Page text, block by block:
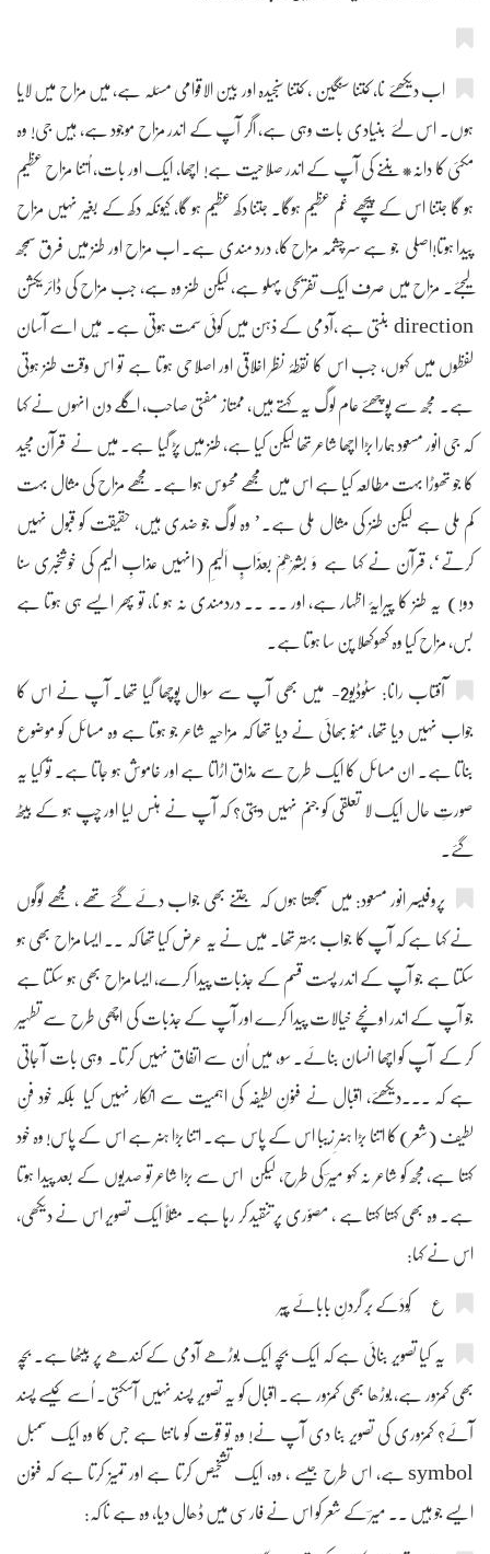
اب دیکھئے نا، کتنا سنگین ، کتنا سنجیدہ اور بین الاقوامی مسئلہ ہے، میں مزاح میں لایا
ہوں۔ اس لئے بنیادی بات وہی ہے، اگر آپ کے اندر مزاح موجود ہے، ہیں جی! وہ
مکئی کا دانہ* بننے کی آپ کے اندر صلاحیت ہے! اچھا، ایک اور بات، اُتنا مزاح عظیم
ہو گا جتنا اس کے پیچھے غم عظیم ہوگا۔ جتنا دکھ عظیم ہو گا، کیونکہ دکھ کے بغیر نہیں مزاح
پیدا ہوتا!اصلی جو ہے سرچشمہ مزاح کا، درد مندی ہے۔ اب مزاح اور طنز میں فرق سمجھ
لیجئے۔ مزاح میں صرف ایک تفریحی پہلو ہے، لیکن طنز وہ ہے، جب مزاح کی ڈائریکشن
direction بنتی ہے ،آدمی کے ذہن میں کوئی سمت ہوتی ہے۔ مَیں اسے آسان
لفظوں میں کہوں، جب اس کا نقطۂ نظر اخلاقی اور اصلاحی ہوتا ہے تو اس وقت طنز ہوتی
ہے۔ مجھ سے پوچھئے عام لوگ یہ کہتے ہیں، ممتاز مفتی صاحب، اگلے دن انہوں نے کہا
کہ جی انور مسعود ہمارا بڑا اچھا شاعر تھا لیکن کیا ہے، طنز میں پڑ گیا ہے۔ میں نے قرآن مجید
کا جو تھوڑا بہت مطالعہ کیا ہے اس میں مجھے محسوس ہوا ہے۔ مجھے مزاح کی مثال بہت
کم ملی ہے لیکن طنز کی مثال ملی ہے۔’ وہ لوگ جو ضدی ہیں، حقیقت کو قبول نہیں
کرتے‘، قرآن نے کہا ہے وَ بَشّرْھِمْ بِعَذَابٍ اَلِیْمِ (انہیں عذابِ الیم کی خوشخبری سنا
دو!) یہ طنز کا پیرایۂ اظہار ہے، اور ۔۔ ۔۔ دردمندی نہ ہو نا، تو پھر ایسے ہی ہوتا ہے
بس، مزاح کیا وہ کھوکھلا پن سا ہوتا ہے۔
آفتاب رانا: سٹوڈیو2- میں بھی آپ سے سوال پوچھا گیا تھا۔ آپ نے اس کا
جواب نہیں دیا تھا، منّو بھائی نے دیا تھا کہ مزاحیہ شاعر جو ہوتا ہے وہ مسائل کو موضوع
بناتا ہے۔ ان مسائل کا ایک طرح سے مذاق اڑاتا ہے اور خاموش ہو جاتا ہے۔ تو کیا یہ
صورتِ حال ایک لا تعلقی کو جنم نہیں دیتی؟ کہ آپ نے ہنس لیا اور چپ ہو کے بیٹھ
گئے۔
پروفیسر انور مسعود: میں سمجھتا ہوں کہ جتنے بھی جواب دئے گئے تھے ، مجھے لوگوں
نے کہا ہے کہ آپ کا جواب بہتر تھا۔ میں نے یہ عرض کیا تھا کہ ۔۔ ایسا مزاح بھی ہو
سکتا ہے جو آپ کے اندر پست قسم کے جذبات پیدا کرے، ایسا مزاح بھی ہو سکتا ہے
جو آپ کے اندر اونچے خیالات پیدا کرے اور آپ کے جذبات کی اچھی طرح سے تطہیر
کر کے آپ کو اچھا انسان بنائے۔ سو، میں اُن سے اتفاق نہیں کرتا۔ وہی بات آ جاتی
ہے کہ ۔۔۔دیکھئے، اقبال نے فنونِ لطیفہ کی اہمیت سے انکار نہیں کیا بلکہ خود فنِ
لطیف (شعر) کا اتنا بڑا ہنرِ زیبا اس کے پاس ہے۔ اتنا بڑا ہنر ہے اس کے پاس! وہ خود
کہتا ہے، مجھ کو شاعر نہ کہو میرؔ کی طرح، لیکن اس سے بڑا شاعر تو صدیوں کے بعد پیدا ہوتا
ہے۔ وہ بھی کہتا کہتا ہے ، مصوّری پر تنقید کر رہا ہے۔ مثلاً ایک تصویر اس نے دیکھی،
اس نے کہا:
ع کُودَکے بَر گردنِ بابائے پِیر
یہ کیا تصویر بنائی ہے کہ ایک بچہ ایک بوڑھے آدمی کے کندھے پر بیٹھا ہے۔ بچہ
بھی کمزور ہے، بوڑھا بھی کمزور ہے۔ اقبال کو یہ تصویر پسند نہیں آسکتی۔ اُسے کیسے پسند
آئے؟ کمزوری کی تصویر بنا دی آپ نے! وہ تو قوت کو مانتا ہے جس کا وہ ایک سمبل
symbol ہے، اس طرح جیسے ، وہ، ایک تشخیص کرتا ہے اور تمیز کرتا ہے کہ فنون
ایسے جو ہیں ۔۔ میرؔ کے شعر کو اس نے فارسی میں ڈھال دیا، وہ ہے نا کہ: